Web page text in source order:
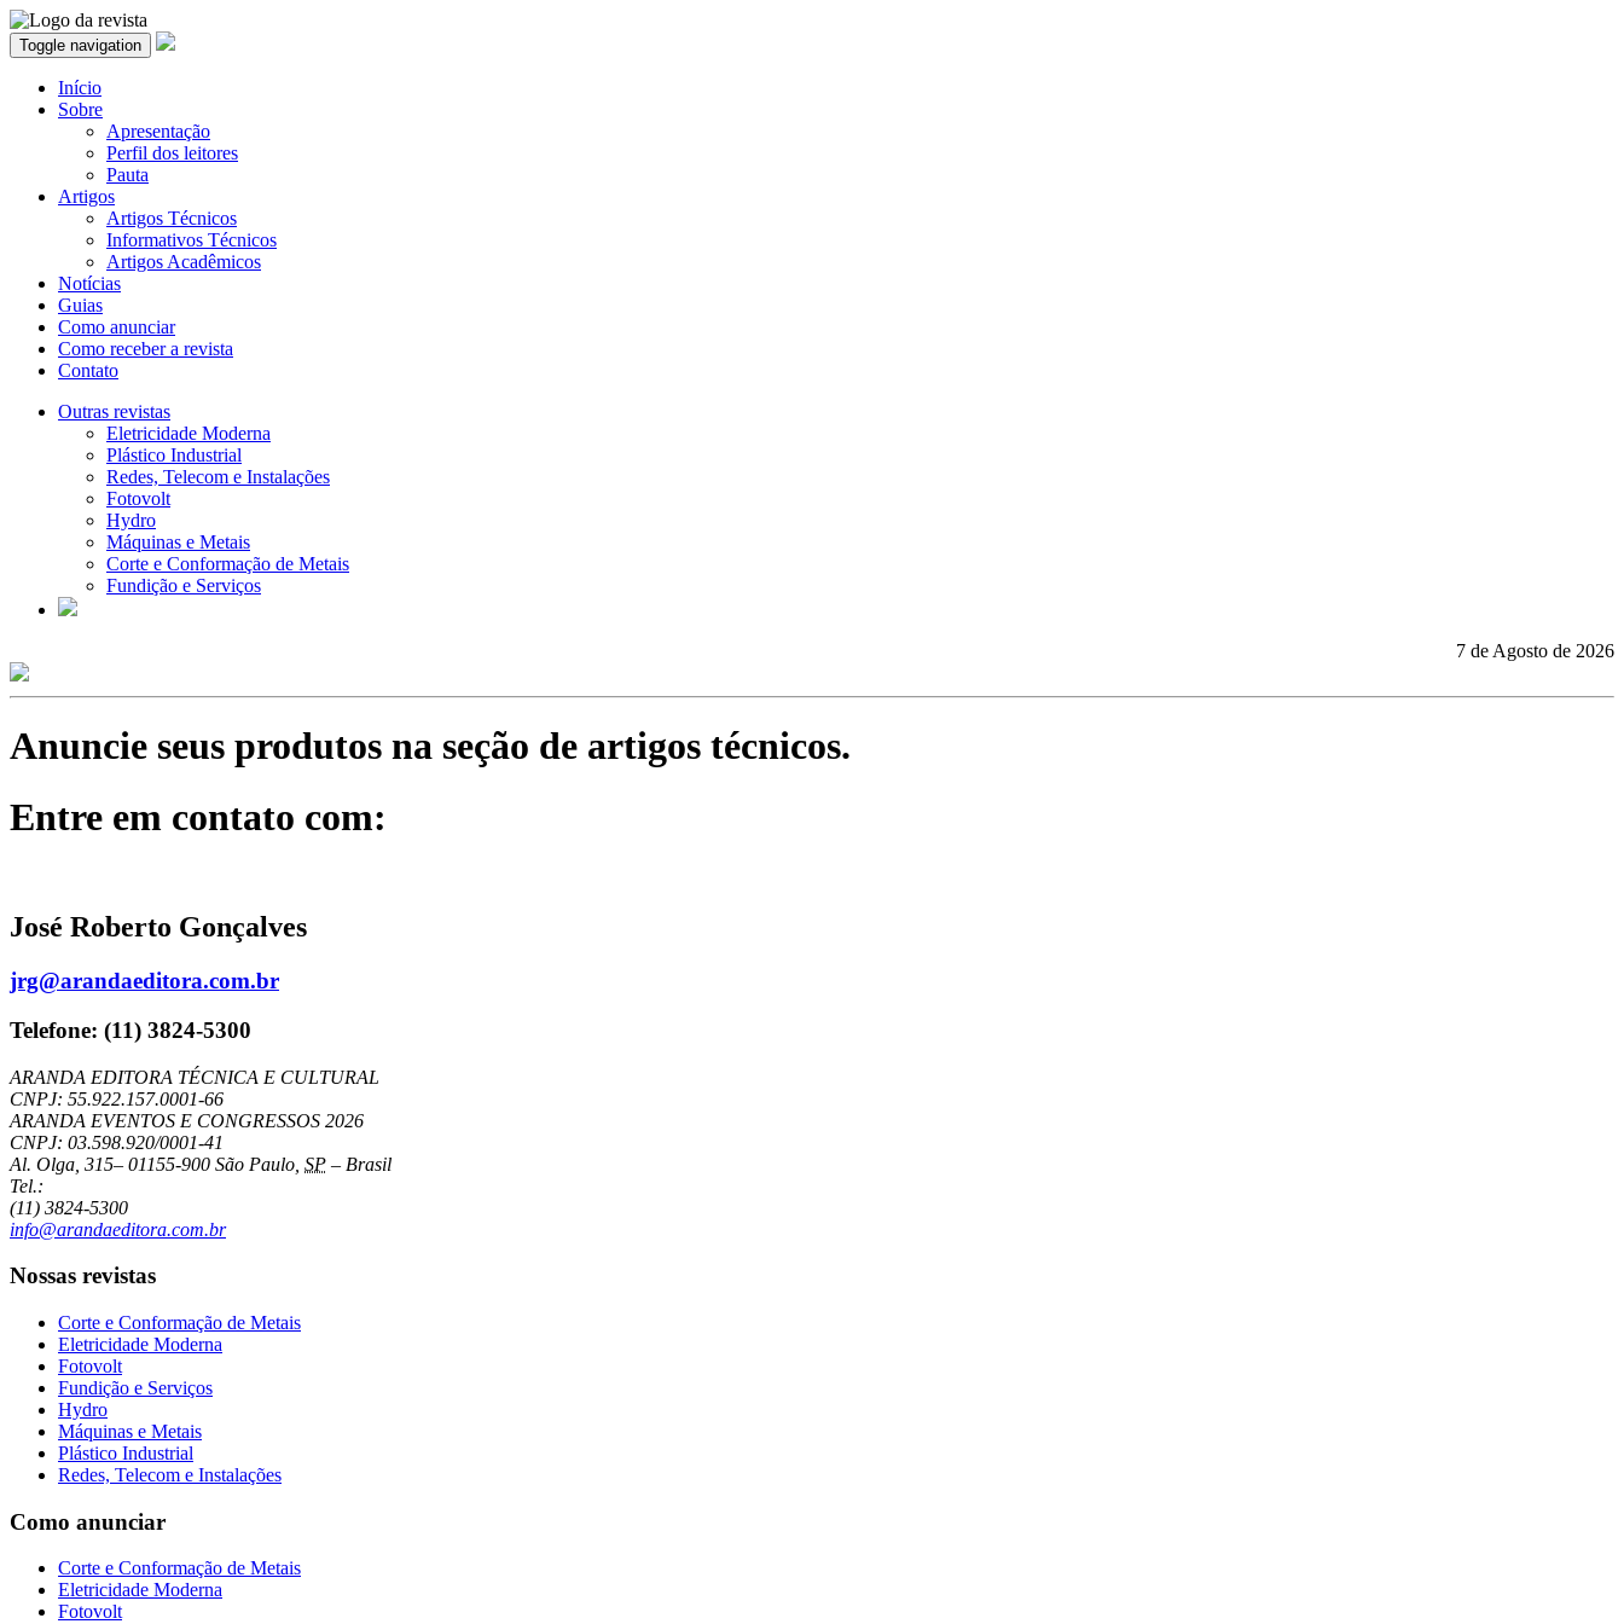
Toggle navigation
Início
Sobre
Apresentação
Perfil dos leitores
Pauta
Artigos
Artigos Técnicos
Informativos Técnicos
Artigos Acadêmicos
Notícias
Guias
Como anunciar
Como receber a revista
Contato
Outras revistas
Eletricidade Moderna
Plástico Industrial
Redes, Telecom e Instalações
Fotovolt
Hydro
Máquinas e Metais
Corte e Conformação de Metais
Fundição e Serviços
7 de Agosto de 2026
Anuncie seus produtos na seção de artigos técnicos.
Entre em contato com:
José Roberto Gonçalves
jrg@arandaeditora.com.br
Telefone: (11) 3824-5300
ARANDA EDITORA TÉCNICA E CULTURAL
CNPJ: 55.922.157.0001-66
ARANDA EVENTOS E CONGRESSOS 2026
CNPJ: 03.598.920/0001-41
Al. Olga, 315– 01155-900 São Paulo SP – Brasil
Tel.:
(11) 3824-5300
info@arandaeditora.com.br
Nossas revistas
Corte e Conformação de Metais
Eletricidade Moderna
Fotovolt
Fundição e Serviços
Hydro
Máquinas e Metais
Plástico Industrial
Redes, Telecom e Instalações
Como anunciar
Corte e Conformação de Metais
Eletricidade Moderna
Fotovolt